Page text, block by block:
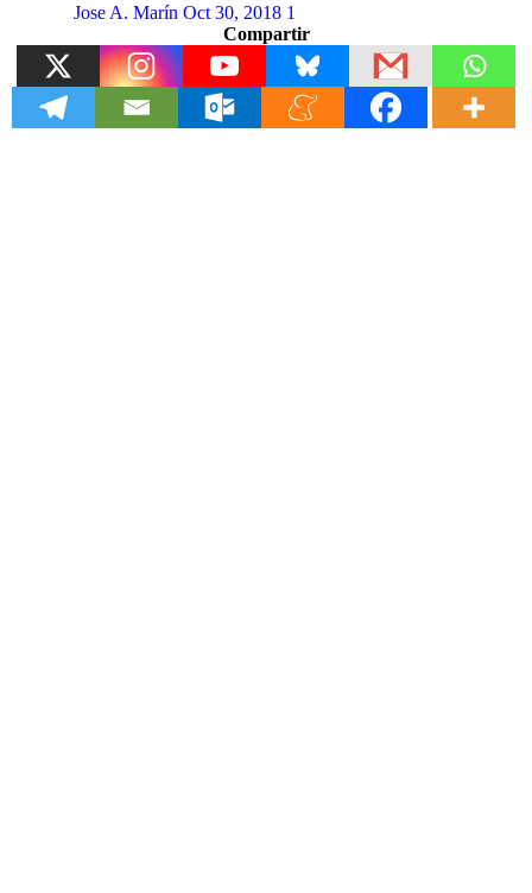
Jose A. Marín Oct 30, 2018 1
Compartir